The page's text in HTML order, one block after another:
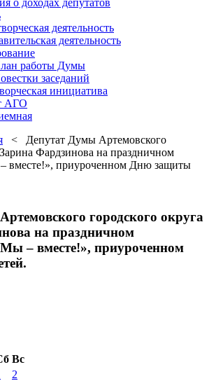
деятельность
деятельность
работы Думы
заседаний
инициатива
АГО
< Депутат Думы Артемовского
Фардзинова на праздничном
вместе!», приуроченном Дню защиты
городского округа
на праздничном
– вместе!», приуроченном
Вс
2